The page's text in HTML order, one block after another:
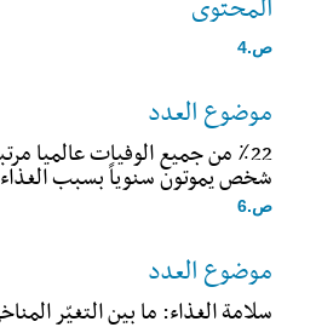
المحتوى
ص.4
موضوع العدد
شخص يموتون سنوياً بسبب
ص.6
موضوع العدد
سلامة الغذاء: ما بين التغيّر